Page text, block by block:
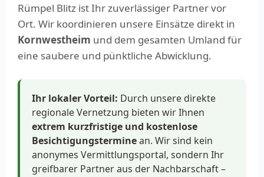
Rümpel Blitz ist Ihr zuverlässiger Partner vor
Ort. Wir koordinieren unsere Einsätze direkt in
Kornwestheim und dem gesamten Umland für
eine saubere und pünktliche Abwicklung.
Ihr lokaler Vorteil: Durch unsere direkte
regionale Vernetzung bieten wir Ihnen
extrem kurzfristige und kostenlose
Besichtigungsterminean. Wir sind kein
anonymes Vermittlungsportal, sondern Ihr
greifbarer Partner aus der Nachbarschaft –